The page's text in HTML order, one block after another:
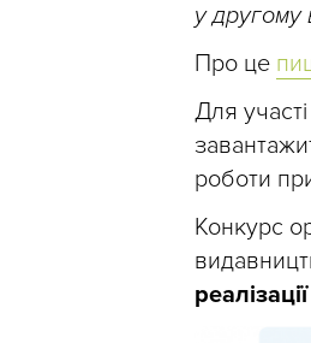
у другому
Про це
Для
роботи
Конкурс